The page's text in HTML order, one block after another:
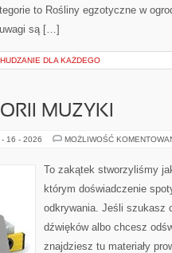
to Rośliny egzotyczne w
są […]
DLA KAŻDEGO
MUZYKI
- 16 - 2026 MOŻLIWOŚĆ
To zakątek stworzyliśmy
którym doświadczenie
odkrywania. Jeśli szukasz
dźwięków albo chcesz
znajdziesz tu materiały